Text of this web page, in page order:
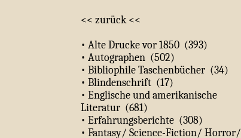
<< zurück <<
• Alte Drucke vor 1850 (393)
• Autographen (502)
• Bibliophile Taschenbücher (34)
• Blindenschrift (17)
• Englische und amerikanische
Literatur (681)
• Erfahrungsberichte (308)
• Fantasy/ Science-Fiction/ Horror/